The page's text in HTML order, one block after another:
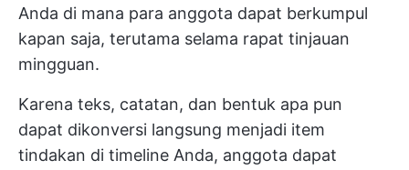
Anda di mana para anggota dapat berkumpul
kapan saja, terutama selama rapat tinjauan
mingguan.
Karena teks, catatan, dan bentuk apa pun
dapat dikonversi langsung menjadi item
tindakan di timeline Anda, anggota dapat